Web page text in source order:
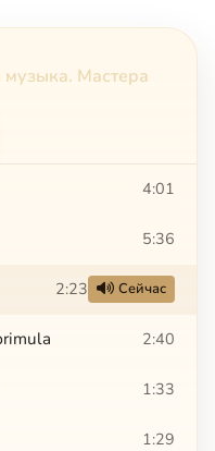
музыка. Мастера
4:01
5:36
2:23 Сейчас
2:40
1:33
1:29